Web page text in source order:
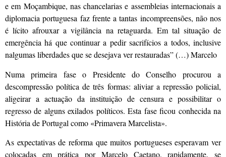
e em Moçambique, nas chancelarias e assem­bleias internacionais a
diplomacia portu­guesa faz frente a tantas incompreensões, não nos
é lícito afrouxar a vigilância na retaguarda. Em tal situação de
emergên­cia há que continuar a pedir sacrifícios a todos, inclusive
nalgumas liberdades que se desejava ver restauradas” (…) Marcelo
Numa primeira fase o Presidente do Conselho procurou a
descompressão política de três formas: aliviar a repressão poli­cial,
aligeirar a actuação da instituição de censura e possibilitar o
regresso de alguns exilados políticos. Esta fase ficou conhecida na
História de Portugal como «Primavera Marcelista».
As expectativas de reforma que muitos portugueses esperavam ver
colocadas em prática por Marcelo Caetano, rapidamente, se